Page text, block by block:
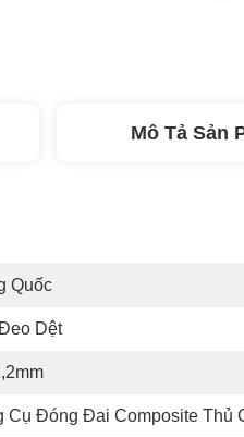
Mô Tả Sản
Quốc
Dệt
Cụ Đóng Đai Composite Thủ